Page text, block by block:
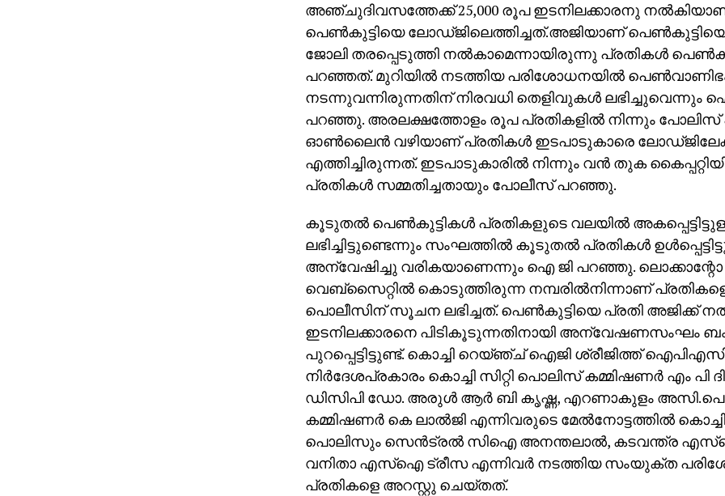
അഞ്ചുദിവസത്തേക്ക് 25,000 രൂപ ഇടനിലക്കാരനു
പെണ്‍കുട്ടിയെ ലോഡ്ജിലെത്തിച്ചത്.അജിയാണ് പെണ്‍കുട്ടിയെ
ജോലി തരപ്പെടുത്തി നല്‍കാമെന്നായിരുന്നു പ്രതികള്‍
പറഞ്ഞത്. മുറിയില്‍ നടത്തിയ പരിശോധനയില്‍
നടന്നുവന്നിരുന്നതിന് നിരവധി തെളിവുകള്‍ ലഭിച്ചുവെന്നും ഐ
പറഞ്ഞു. അരലക്ഷത്തോളം രൂപ പ്രതികളില്‍ നിന്നും പോലിസ്
ഓണ്‍ലൈന്‍ വഴിയാണ് പ്രതികള്‍ ഇടപാടുകാരെ
എത്തിച്ചിരുന്നത്. ഇടപാടുകാരില്‍ നിന്നും വന്‍ തുക
പ്രതികള്‍ സമ്മതിച്ചതായും പോലീസ് പറഞ്ഞു.
കൂടുതല്‍ പെണ്‍കുട്ടികള്‍ പ്രതികളുടെ വലയില്‍
ലഭിച്ചിട്ടുണ്ടെന്നും സംഘത്തില്‍ കൂടുതല്‍ പ്രതികള്‍
അന്വേഷിച്ചു വരികയാണെന്നും ഐ ജി പറഞ്ഞു.
വെബ്‌സൈറ്റില്‍ കൊടുത്തിരുന്ന നമ്പരില്‍നിന്നാണ്
പൊലീസിന് സൂചന ലഭിച്ചത്. പെണ്‍കുട്ടിയെ പ്രതി അജിക്ക്
ഇടനിലക്കാരനെ പിടികൂടുന്നതിനായി അന്വേഷണസംഘം
പുറപ്പെട്ടിട്ടുണ്ട്. കൊച്ചി റെയ്ഞ്ച് ഐജി ശ്രീജിത്ത്
നിര്‍ദേശപ്രകാരം കൊച്ചി സിറ്റി പൊലിസ് കമ്മിഷണര്‍ എം
ഡിസിപി ഡോ. അരുള്‍ ആര്‍ ബി കൃഷ്ണ, എറണാകുളം
കമ്മിഷണര്‍ കെ ലാല്‍ജി എന്നിവരുടെ മേല്‍നോട്ടത്തില്‍
പൊലിസും സെന്‍ട്രല്‍ സിഐ അനന്തലാല്‍, കടവന്ത്ര
വനിതാ എസ്‌ഐ ട്രീസ എന്നിവര്‍ നടത്തിയ സംയുക്ത
പ്രതികളെ അറസ്റ്റു ചെയ്തത്.